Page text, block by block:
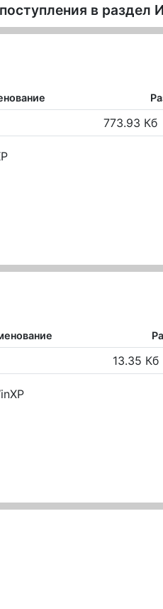
в раздел
773.93 Кб
13.35 Кб